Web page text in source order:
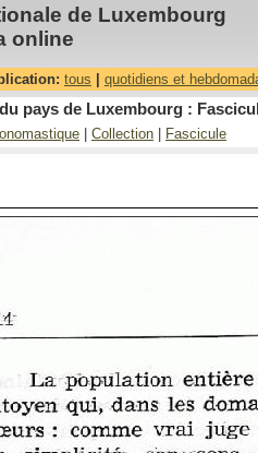
de Luxembourg
online
tous quotidiens et
pays de Luxembourg :
Collection Fascicule